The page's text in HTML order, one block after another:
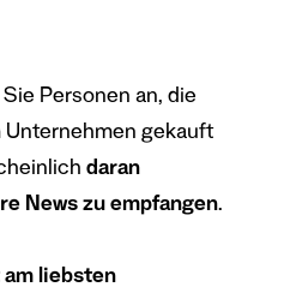
Personen an, die
Unternehmen gekauft
daran
News zu empfangen.
liebsten